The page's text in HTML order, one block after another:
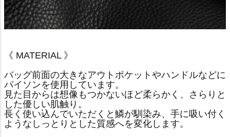
《 MATERIAL 》
バッグ前面の大きなアウトポケットやハンドルなどに
パイソンを使用しています。
見た目からは想像もつかないほど柔らかく、さらりと
した優しい肌触り。
長く使い込んでいただくと鱗が馴染み、手に吸い付く
ようなしっとりとした質感へを変化します。